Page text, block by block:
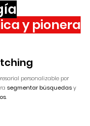
y pionera
personalizable por
segmentar búsquedasy
.